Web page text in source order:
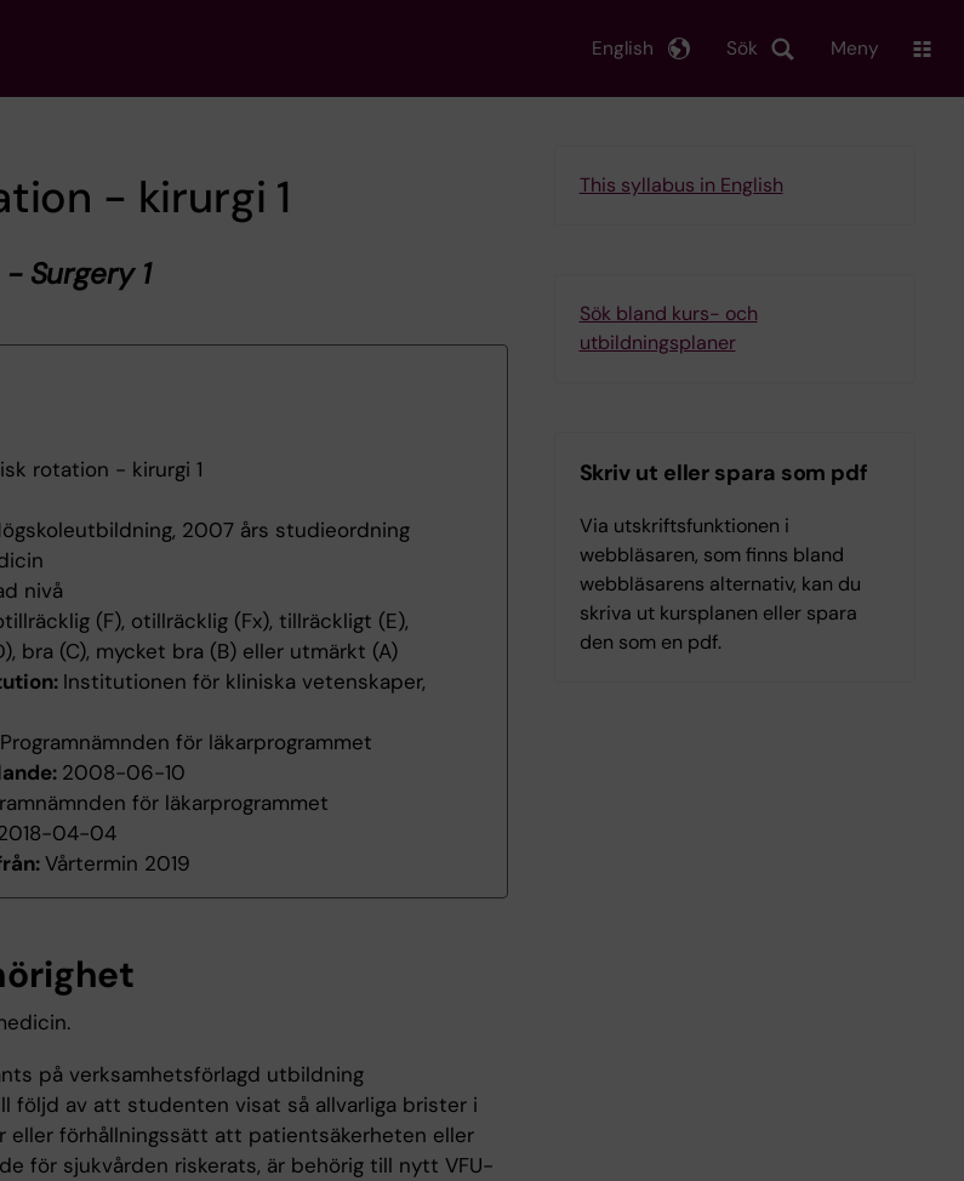
Sök
English Meny
- kirurgi 1
Surgery 1
rotation - kirurgi 1
2007 års studieordning
nivå
(F), otillräcklig (Fx), tillräckligt (E),
bra (C), mycket bra (B) eller utmärkt (A)
Institutionen för kliniska vetenskaper,
Programnämnden för läkarprogrammet
2008-06-10
för läkarprogrammet
04-04
Vårtermin 2019
på verksamhetsförlagd utbildning
följd av att studenten visat så allvarliga brister i
eller förhållningssätt att patientsäkerheten eller
för sjukvården riskerats, är behörig till nytt VFU-
This syllabus in English
Sök bland kurs- och
utbildningsplaner
Skriv ut eller spara som pdf
Via utskriftsfunktionen i
webbläsaren, som finns bland
webbläsarens alternativ, kan du
skriva ut kursplanen eller spara
den som en pdf.